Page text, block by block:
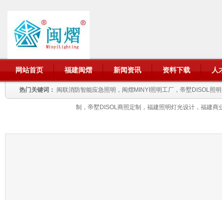
网站首页 福建闽熠 新闻资讯 资料下载 人
热门关键词： 闽联消防智能应急照明，闽熠MINYI照明工厂，帝墅DISOL照
制，帝墅DISOL商照定制，福建照明灯光设计，福建